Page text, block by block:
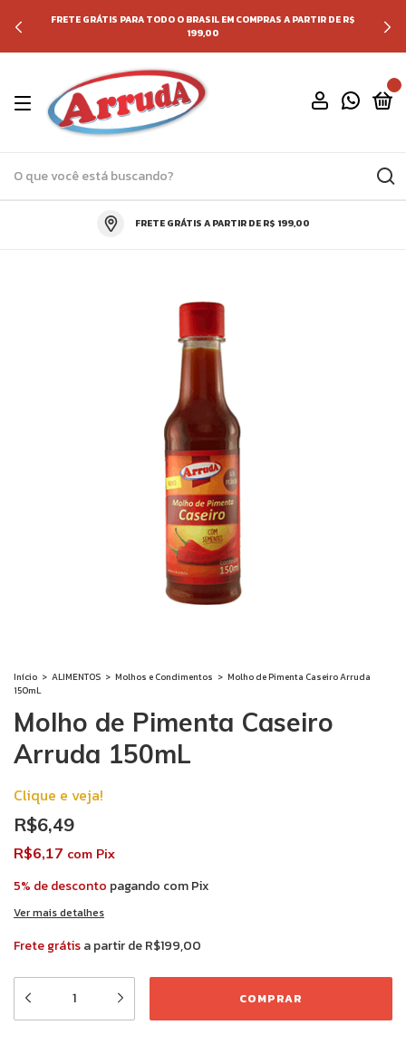
FRETE GRÁTIS PARA TODO O BRASIL EM COMPRAS A PARTIR DE R$
199,00
FRETE GRÁTIS A PARTIR DE R$ 199,00
Início > ALIMENTOS > Molhos e Condimentos > Molho de Pimenta Caseiro Arruda
150mL
Molho de Pimenta Caseiro
Arruda 150mL
Clique e veja!
R$6,49
R$6,17 com Pix
5% de desconto pagando com Pix
Ver mais detalhes
Frete grátisa partir deR$199,00